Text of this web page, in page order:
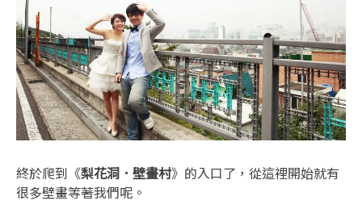
終於爬到《梨花洞．壁畫村》的入口了，從這裡開始就有
很多壁畫等著我們呢。